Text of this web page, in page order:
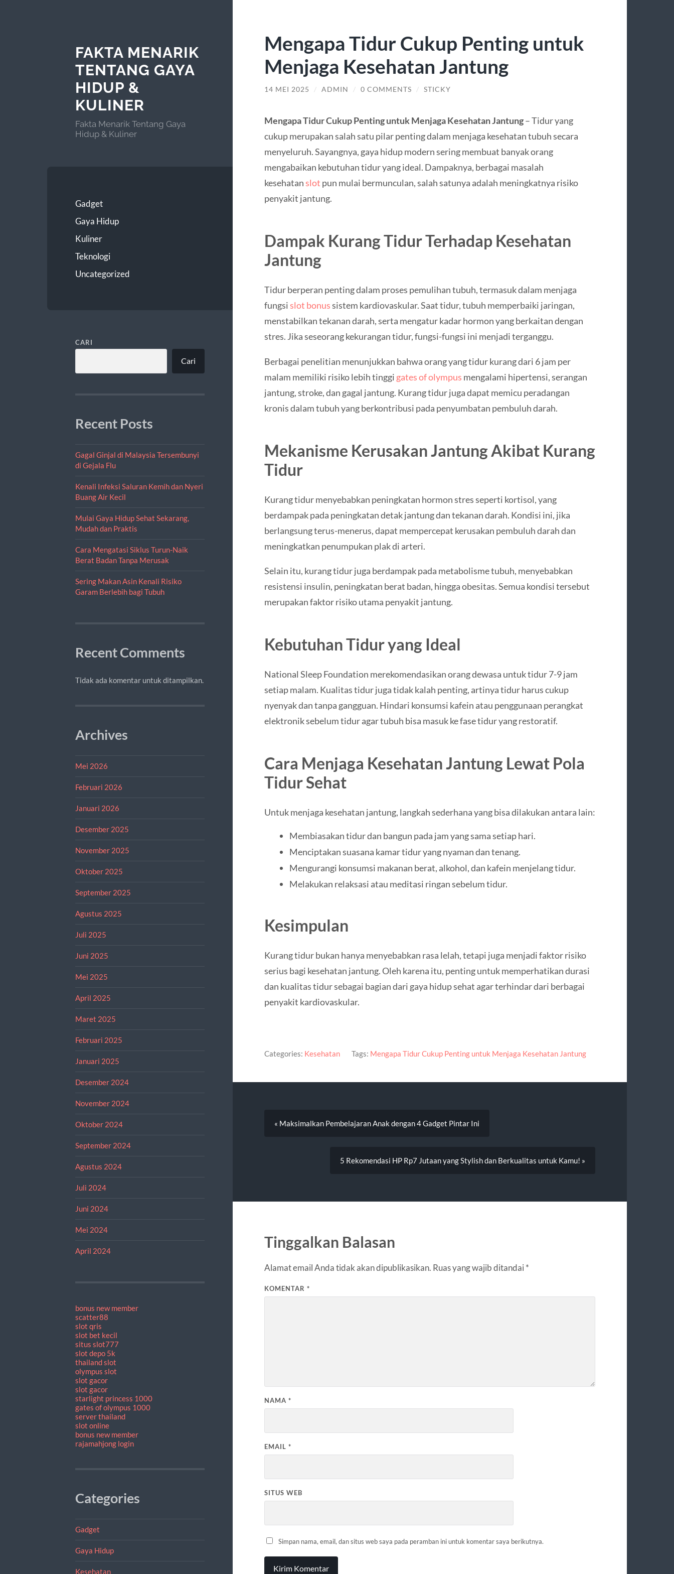
FAKTA MENARIK
TENTANG GAYA
HIDUP &
KULINER
Fakta Menarik Tentang Gaya
Hidup & Kuliner
Gadget
Gaya Hidup
Kuliner
Teknologi
Uncategorized
CARI
Cari
Recent Posts
Gagal Ginjal di Malaysia Tersembunyi
di Gejala Flu
Kenali Infeksi Saluran Kemih dan Nyeri
Buang Air Kecil
Mulai Gaya Hidup Sehat Sekarang,
Mudah dan Praktis
Cara Mengatasi Siklus Turun-Naik
Berat Badan Tanpa Merusak
Sering Makan Asin Kenali Risiko
Garam Berlebih bagi Tubuh
Recent Comments
Tidak ada komentar untuk ditampilkan.
Archives
Mei 2026
Februari 2026
Januari 2026
Desember 2025
November 2025
Oktober 2025
September 2025
Agustus 2025
Juli 2025
Juni 2025
Mei 2025
April 2025
Maret 2025
Februari 2025
Januari 2025
Desember 2024
November 2024
Oktober 2024
September 2024
Agustus 2024
Juli 2024
Juni 2024
Mei 2024
April 2024
bonus new member
scatter88
slot qris
slot bet kecil
situs slot777
slot depo 5k
thailand slot
olympus slot
slot gacor
slot gacor
starlight princess 1000
gates of olympus 1000
server thailand
slot online
bonus new member
rajamahjong login
Categories
Gadget
Gaya Hidup
Kesehatan
Mengapa Tidur Cukup Penting untuk
Menjaga Kesehatan Jantung
14 MEI 2025 / ADMIN / 0 COMMENTS / STICKY
Mengapa Tidur Cukup Penting untuk Menjaga Kesehatan Jantung– Tidur yang
cukup merupakan salah satu pilar penting dalam menjaga kesehatan tubuh secara
menyeluruh. Sayangnya, gaya hidup modern sering membuat banyak orang
mengabaikan kebutuhan tidur yang ideal. Dampaknya, berbagai masalah
kesehatanslot pun mulai bermunculan, salah satunya adalah meningkatnya risiko
penyakit jantung.
Dampak Kurang Tidur Terhadap Kesehatan
Jantung
Tidur berperan penting dalam proses pemulihan tubuh, termasuk dalam menjaga
fungsislot bonussistem kardiovaskular. Saat tidur, tubuh memperbaiki jaringan,
menstabilkan tekanan darah, serta mengatur kadar hormon yang berkaitan dengan
stres. Jika seseorang kekurangan tidur, fungsi-fungsi ini menjadi terganggu.
Berbagai penelitian menunjukkan bahwa orang yang tidur kurang dari 6 jam per
malam memiliki risiko lebih tinggi gates of olympus mengalami hipertensi, serangan
jantung, stroke, dan gagal jantung. Kurang tidur juga dapat memicu peradangan
kronis dalam tubuh yang berkontribusi pada penyumbatan pembuluh darah.
Mekanisme Kerusakan Jantung Akibat Kurang
Tidur
Kurang tidur menyebabkan peningkatan hormon stres seperti kortisol, yang
berdampak pada peningkatan detak jantung dan tekanan darah. Kondisi ini, jika
berlangsung terus-menerus, dapat mempercepat kerusakan pembuluh darah dan
meningkatkan penumpukan plak di arteri.
Selain itu, kurang tidur juga berdampak pada metabolisme tubuh, menyebabkan
resistensi insulin, peningkatan berat badan, hingga obesitas. Semua kondisi tersebut
merupakan faktor risiko utama penyakit jantung.
Kebutuhan Tidur yang Ideal
National Sleep Foundation merekomendasikan orang dewasa untuk tidur 7-9 jam
setiap malam. Kualitas tidur juga tidak kalah penting, artinya tidur harus cukup
nyenyak dan tanpa gangguan. Hindari konsumsi kafein atau penggunaan perangkat
elektronik sebelum tidur agar tubuh bisa masuk ke fase tidur yang restoratif.
Cara Menjaga Kesehatan Jantung Lewat Pola
Tidur Sehat
Untuk menjaga kesehatan jantung, langkah sederhana yang bisa dilakukan antara lain:
Membiasakan tidur dan bangun pada jam yang sama setiap hari.
Menciptakan suasana kamar tidur yang nyaman dan tenang.
Mengurangi konsumsi makanan berat, alkohol, dan kafein menjelang tidur.
Melakukan relaksasi atau meditasi ringan sebelum tidur.
Kesimpulan
Kurang tidur bukan hanya menyebabkan rasa lelah, tetapi juga menjadi faktor risiko
serius bagi kesehatan jantung. Oleh karena itu, penting untuk memperhatikan durasi
dan kualitas tidur sebagai bagian dari gaya hidup sehat agar terhindar dari berbagai
penyakit kardiovaskular.
Categories: Kesehatan Tags: Mengapa Tidur Cukup Penting untuk Menjaga Kesehatan Jantung
« Maksimalkan Pembelajaran Anak dengan 4 Gadget Pintar Ini
5 Rekomendasi HP Rp7 Jutaan yang Stylish dan Berkualitas untuk Kamu! »
Tinggalkan Balasan
Alamat email Anda tidak akan dipublikasikan. Ruas yang wajib ditandai *
KOMENTAR *
NAMA *
EMAIL *
SITUS WEB
Simpan nama, email, dan situs web saya pada peramban ini untuk komentar saya berikutnya.